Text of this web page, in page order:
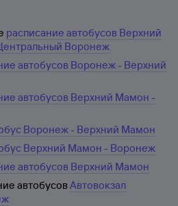
расписание автобусов Верхний
Воронеж
автобусов Воронеж - Верхний
автобусов Верхний Мамон -
Воронеж - Верхний Мамон
Верхний Мамон - Воронеж
автобусов Верхний Мамон
автобусовАвтовокзал